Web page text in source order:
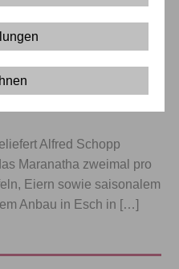
Alfred Schopp
Maranatha zweimal pro
Eiern sowie saisonalem
Anbau in Esch in […]